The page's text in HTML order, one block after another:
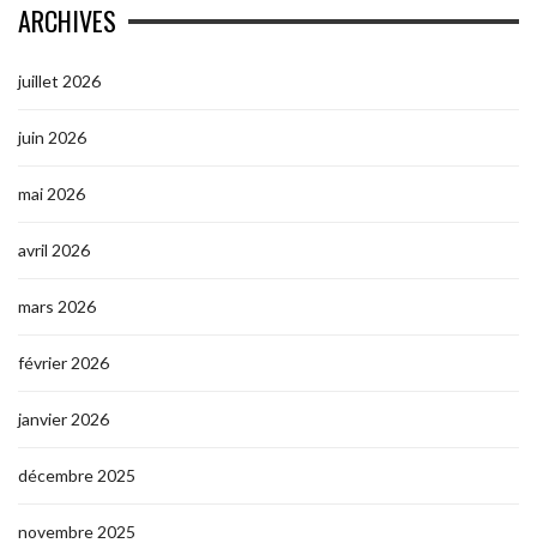
ARCHIVES
juillet 2026
juin 2026
mai 2026
avril 2026
mars 2026
février 2026
janvier 2026
décembre 2025
novembre 2025